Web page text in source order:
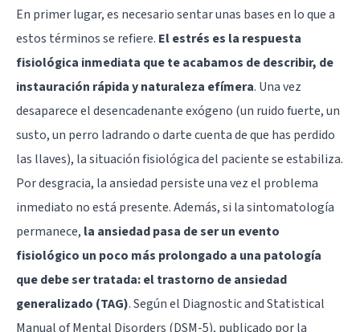
En primer lugar, es necesario sentar unas bases en lo que a
estos términos se refiere. El estrés es la respuesta
fisiológica inmediata que te acabamos de describir, de
instauración rápida y naturaleza efímera. Una vez
desaparece el desencadenante exógeno (un ruido fuerte, un
susto, un perro ladrando o darte cuenta de que has perdido
las llaves), la situación fisiológica del paciente se estabiliza.
Por desgracia, la ansiedad persiste una vez el problema
inmediato no está presente. Además, si la sintomatología
permanece, la ansiedad pasa de ser un evento
fisiológico un poco más prolongado a una patología
que debe ser tratada: el trastorno de ansiedad
generalizado (TAG). Según el Diagnostic and Statistical
Manual of Mental Disorders (DSM-5), publicado por la